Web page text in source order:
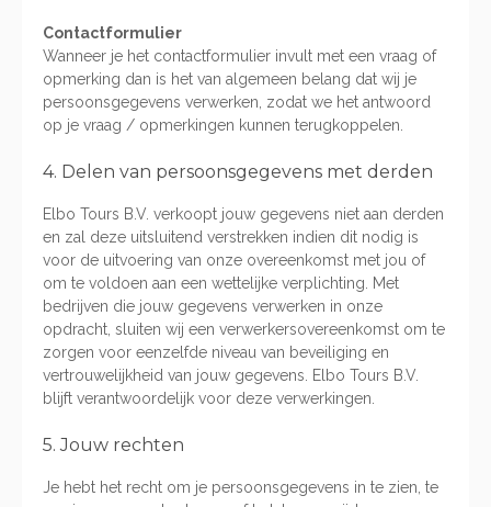
Contactformulier
Wanneer je het contactformulier invult met een vraag of
opmerking dan is het van algemeen belang dat wij je
persoonsgegevens verwerken, zodat we het antwoord
op je vraag / opmerkingen kunnen terugkoppelen.
4. Delen van persoonsgegevens met derden
Elbo Tours B.V. verkoopt jouw gegevens niet aan derden
en zal deze uitsluitend verstrekken indien dit nodig is
voor de uitvoering van onze overeenkomst met jou of
om te voldoen aan een wettelijke verplichting. Met
bedrijven die jouw gegevens verwerken in onze
opdracht, sluiten wij een verwerkersovereenkomst om te
zorgen voor eenzelfde niveau van beveiliging en
vertrouwelijkheid van jouw gegevens. Elbo Tours B.V.
blijft verantwoordelijk voor deze verwerkingen.
5. Jouw rechten
Je hebt het recht om je persoonsgegevens in te zien, te